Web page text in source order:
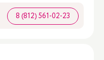
8 (812) 561-02-23